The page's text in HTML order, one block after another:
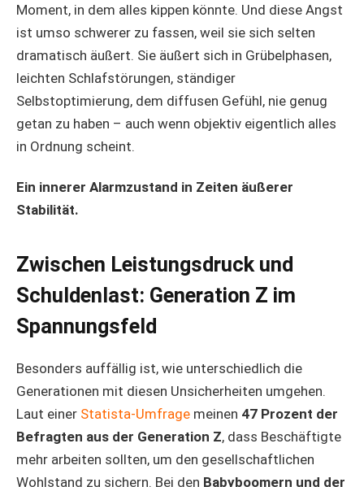
Moment, in dem alles kippen könnte. Und diese Angst
ist umso schwerer zu fassen, weil sie sich selten
dramatisch äußert. Sie äußert sich in Grübelphasen,
leichten Schlafstörungen, ständiger
Selbstoptimierung, dem diffusen Gefühl, nie genug
getan zu haben – auch wenn objektiv eigentlich alles
in Ordnung scheint.
Ein innerer Alarmzustand in Zeiten äußerer
Stabilität.
Zwischen Leistungsdruck und
Schuldenlast: Generation Z im
Spannungsfeld
Besonders auffällig ist, wie unterschiedlich die
Generationen mit diesen Unsicherheiten umgehen.
Laut einer Statista-Umfrage meinen 47 Prozent der
Befragten aus der Generation Z, dass Beschäftigte
mehr arbeiten sollten, um den gesellschaftlichen
Wohlstand zu sichern. Bei den Babyboomern und der